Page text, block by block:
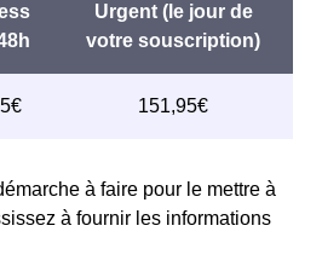
à faire pour le mettre à
à fournir les informations